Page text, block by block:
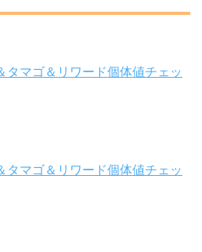
タマゴ＆リワード個体値チェッ
タマゴ＆リワード個体値チェッ